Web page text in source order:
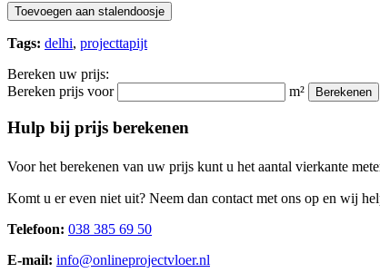
Toevoegen aan stalendoosje
Tags: delhi, projecttapijt
Bereken uw prijs:
Bereken prijs voor
m² Berekenen
Hulp bij prijs berekenen
Voor het berekenen van uw prijs kunt u het aantal vierkante
Komt u er even niet uit? Neem dan contact met ons op en wij
Telefoon: 038 385 69 50
E-mail: info@onlineprojectvloer.nl